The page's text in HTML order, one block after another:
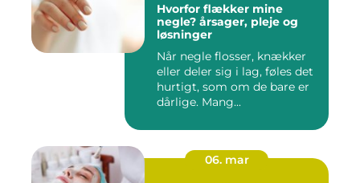
Hvorfor flækker mine
negle? årsager, pleje og
løsninger
Når negle flosser, knækker
eller deler sig i lag, føles det
hurtigt, som om de bare er
dårlige. Mang...
06. mar